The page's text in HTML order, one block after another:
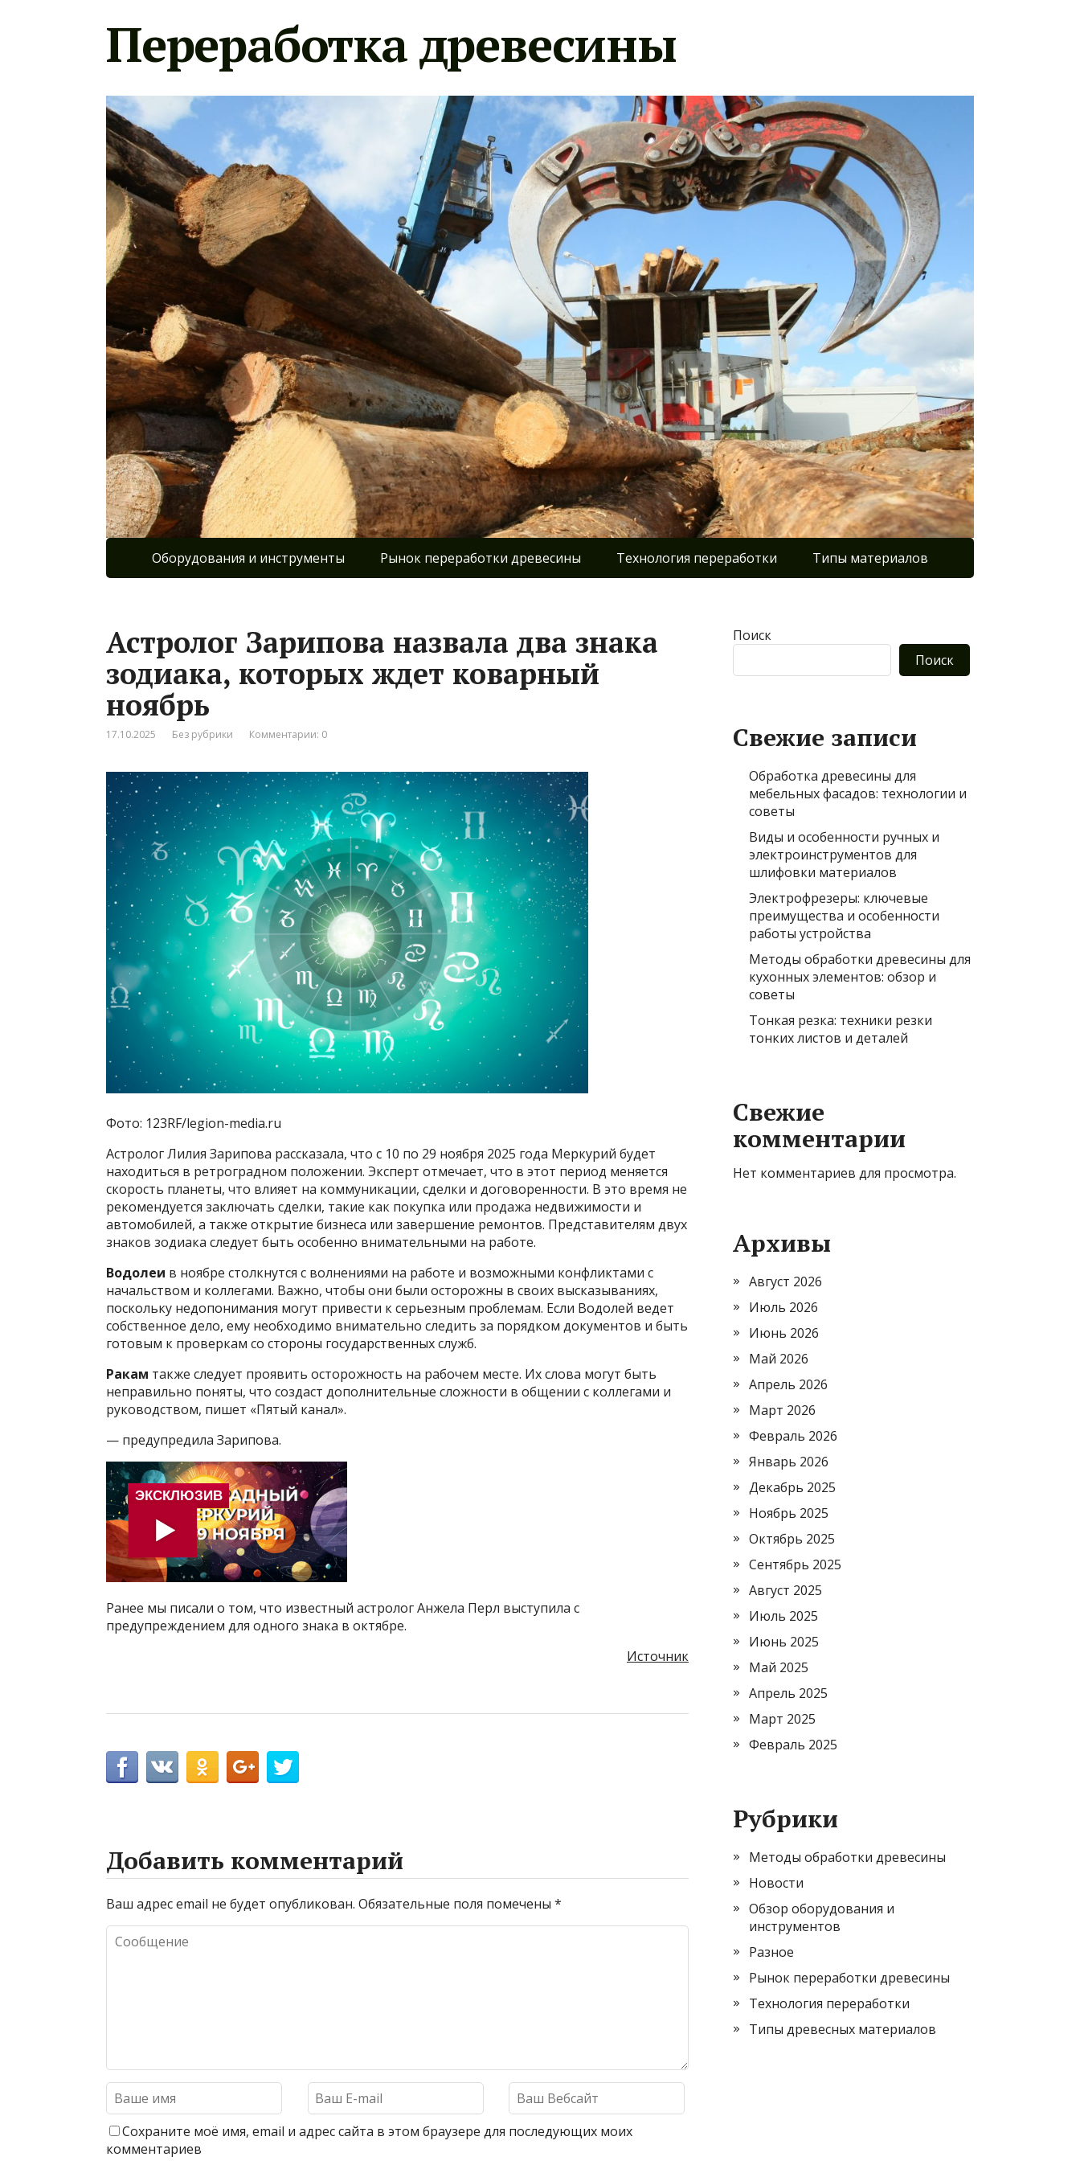
Переработка древесины
Оборудования и инструменты Рынок переработки древесины Технология переработки Типы материалов
Астролог Зарипова назвала два знака
зодиака, которых ждет коварный
ноябрь
17.10.2025 Без рубрики Комментарии: 0
Фото: 123RF/legion-media.ru
Астролог Лилия Зарипова рассказала, что с 10 по 29 ноября 2025 года Меркурий будет
находиться в ретроградном положении. Эксперт отмечает, что в этот период меняется
скорость планеты, что влияет на коммуникации, сделки и договоренности. В это время не
рекомендуется заключать сделки, такие как покупка или продажа недвижимости и
автомобилей, а также открытие бизнеса или завершение ремонтов. Представителям двух
знаков зодиака следует быть особенно внимательными на работе.
Водолеи в ноябре столкнутся с волнениями на работе и возможными конфликтами с
начальством и коллегами. Важно, чтобы они были осторожны в своих высказываниях,
поскольку недопонимания могут привести к серьезным проблемам. Если Водолей ведет
собственное дело, ему необходимо внимательно следить за порядком документов и быть
готовым к проверкам со стороны государственных служб.
Ракам также следует проявить осторожность на рабочем месте. Их слова могут быть
неправильно поняты, что создаст дополнительные сложности в общении с коллегами и
руководством, пишет «Пятый канал».
— предупредила Зарипова.
Ранее мы писали о том, что известный астролог Анжела Перл выступила с
предупреждением для одного знака в октябре.
Источник
Добавить комментарий
Ваш адрес email не будет опубликован. Обязательные поля помечены *
Сохраните моё имя, email и адрес сайта в этом браузере для последующих моих
комментариев
Поиск
Поиск
Свежие записи
Обработка древесины для
мебельных фасадов: технологии и
советы
Виды и особенности ручных и
электроинструментов для
шлифовки материалов
Электрофрезеры: ключевые
преимущества и особенности
работы устройства
Методы обработки древесины для
кухонных элементов: обзор и
советы
Тонкая резка: техники резки
тонких листов и деталей
Свежие
комментарии
Нет комментариев для просмотра.
Архивы
Август 2026
Июль 2026
Июнь 2026
Май 2026
Апрель 2026
Март 2026
Февраль 2026
Январь 2026
Декабрь 2025
Ноябрь 2025
Октябрь 2025
Сентябрь 2025
Август 2025
Июль 2025
Июнь 2025
Май 2025
Апрель 2025
Март 2025
Февраль 2025
Рубрики
Методы обработки древесины
Новости
Обзор оборудования и
инструментов
Разное
Рынок переработки древесины
Технология переработки
Типы древесных материалов